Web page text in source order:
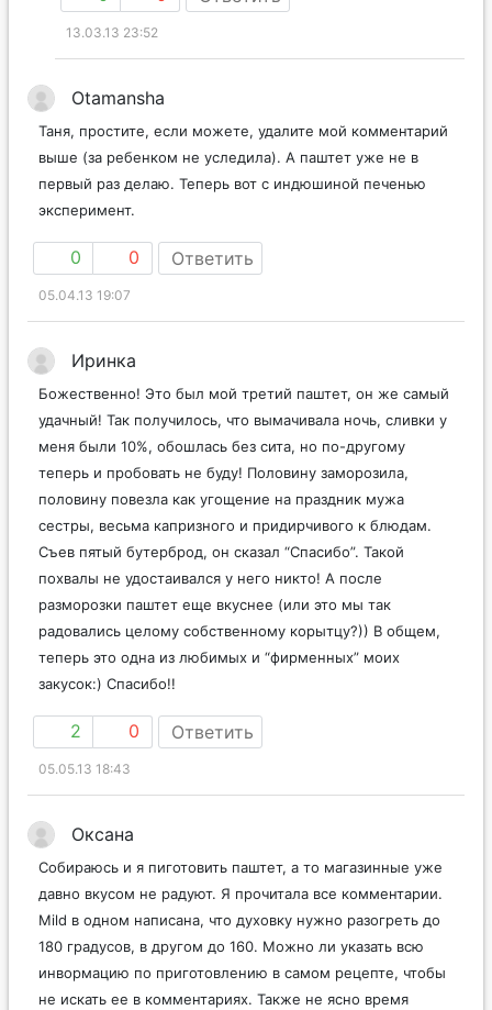
13.03.13 23:52
Otamansha
Таня, простите, если можете, удалите мой комментарий
выше (за ребенком не уследила). А паштет уже не в
первый раз делаю. Теперь вот с индюшиной печенью
эксперимент.
0 0 Ответить
05.04.13 19:07
Иринка
Божественно! Это был мой третий паштет, он же самый
удачный! Так получилось, что вымачивала ночь, сливки у
меня были 10%, обошлась без сита, но по-другому
теперь и пробовать не буду! Половину заморозила,
половину повезла как угощение на праздник мужа
сестры, весьма капризного и придирчивого к блюдам.
Съев пятый бутерброд, он сказал “Спасибо”. Такой
похвалы не удостаивался у него никто! А после
разморозки паштет еще вкуснее (или это мы так
радовались целому собственному корытцу?)) В общем,
теперь это одна из любимых и “фирменных” моих
закусок:) Спасибо!!
2 0 Ответить
05.05.13 18:43
Оксана
Собираюсь и я пиготовить паштет, а то магазинные уже
давно вкусом не радуют. Я прочитала все комментарии.
Mild в одном написана, что духовку нужно разогреть до
180 градусов, в другом до 160. Можно ли указать всю
инвормацию по приготовлению в самом рецепте, чтобы
не искать ее в комментариях. Также не ясно время